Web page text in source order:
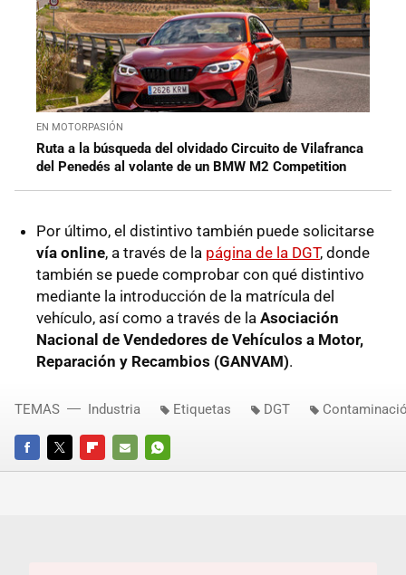
EN MOTORPASIÓN
Ruta a la búsqueda del olvidado Circuito de Vilafranca
del Penedés al volante de un BMW M2 Competition
Por último, el distintivo también puede solicitarse
vía online, a través de la página de la DGT, donde
también se puede comprobar con qué distintivo
mediante la introducción de la matrícula del
vehículo, así como a través de la Asociación
Nacional de Vendedores de Vehículos a Motor,
Reparación y Recambios (GANVAM).
FACEBOOKTWITTERFLIPBOARD
E-
WHATSAPP
TEMAS Industria Etiquetas DGT